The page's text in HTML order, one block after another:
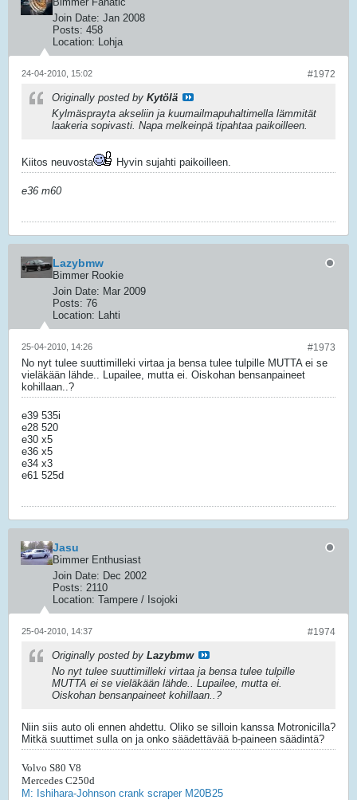
Join Date: Jan 2008
Posts: 458
Location: Lohja
#1972
24-04-2010, 15:02
Originally posted by Kytölä
Kylmäsprayta akseliin ja kuumailmapuhaltimella lämmität
laakeria sopivasti. Napa melkeinpä tipahtaa paikoilleen.
Kiitos neuvosta Hyvin sujahti paikoilleen.
e36 m60
Lazybmw
Bimmer Rookie
Join Date: Mar 2009
Posts: 76
Location: Lahti
#1973
25-04-2010, 14:26
No nyt tulee suuttimilleki virtaa ja bensa tulee tulpille MUTTA ei se
vieläkään lähde.. Lupailee, mutta ei. Oiskohan bensanpaineet
kohillaan..?
e39 535i
e28 520
e30 x5
e36 x5
e34 x3
e61 525d
Jasu
Bimmer Enthusiast
Join Date: Dec 2002
Posts: 2110
Location: Tampere / Isojoki
#1974
25-04-2010, 14:37
Originally posted by Lazybmw
No nyt tulee suuttimilleki virtaa ja bensa tulee tulpille
MUTTA ei se vieläkään lähde.. Lupailee, mutta ei.
Oiskohan bensanpaineet kohillaan..?
Niin siis auto oli ennen ahdettu. Oliko se silloin kanssa Motronicilla?
Mitkä suuttimet sulla on ja onko säädettävää b-paineen säädintä?
Volvo S80 V8
Mercedes C250d
M: Ishihara-Johnson crank scraper M20B25